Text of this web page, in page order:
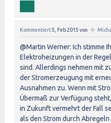
Kommentiert5, Feb 2015 von ✦
@Martin Werner: Ich stimme
Elektroheizungen in der
sind. Allerdings nehmen mit
der Stromerzeugung mit
Ausnahmen zu. Wenn mit
Übermaß zur Verfügung
in Zukunft vermehrt der Fall
als den Strom durch